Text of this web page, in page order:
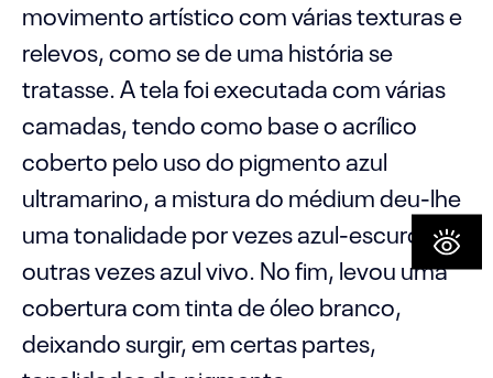
movimento artístico com várias texturas e
relevos, como se de uma história se
tratasse. A tela foi executada com várias
camadas, tendo como base o acrílico
coberto pelo uso do pigmento azul
ultramarino, a mistura do médium deu-lhe
uma tonalidade por vezes azul-escuro,
outras vezes azul vivo. No fim, levou uma
cobertura com tinta de óleo branco,
deixando surgir, em certas partes,